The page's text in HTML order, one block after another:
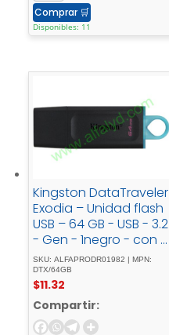
Comprar 🛒
Disponibles: 11
Kingston DataTraveler
Exodia – Unidad flash
USB – 64 GB - USB - 3.2
- Gen - 1negro - con -
turquesa
SKU: ALFAPRODR01982 | MPN:
DTX/64GB
$11.32
Compartir: